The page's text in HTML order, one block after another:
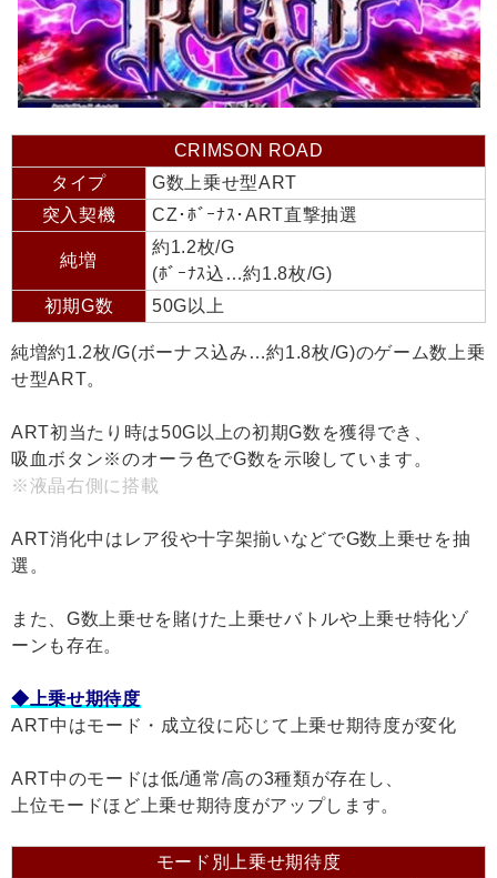
CRIMSON ROAD
タイプ
G数上乗せ型ART
突入契機
CZ･ﾎﾞｰﾅｽ･ART直撃抽選
純増
約1.2枚/G
(ﾎﾞｰﾅｽ込…約1.8枚/G)
初期G数
50G以上
純増約1.2枚/G(ボーナス込み…約1.8枚/G)のゲーム数上乗
せ型ART。
ART初当たり時は50G以上の初期G数を獲得でき、
吸血ボタン※のオーラ色でG数を示唆しています。
※液晶右側に搭載
ART消化中はレア役や十字架揃いなどでG数上乗せを抽
選。
また、G数上乗せを賭けた上乗せバトルや上乗せ特化ゾ
ーンも存在。
◆上乗せ期待度
ART中はモード・成立役に応じて上乗せ期待度が変化
ART中のモードは低/通常/高の3種類が存在し、
上位モードほど上乗せ期待度がアップします。
モード別上乗せ期待度